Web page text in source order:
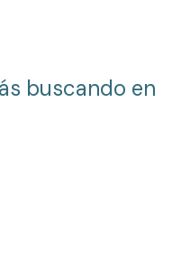
buscando en